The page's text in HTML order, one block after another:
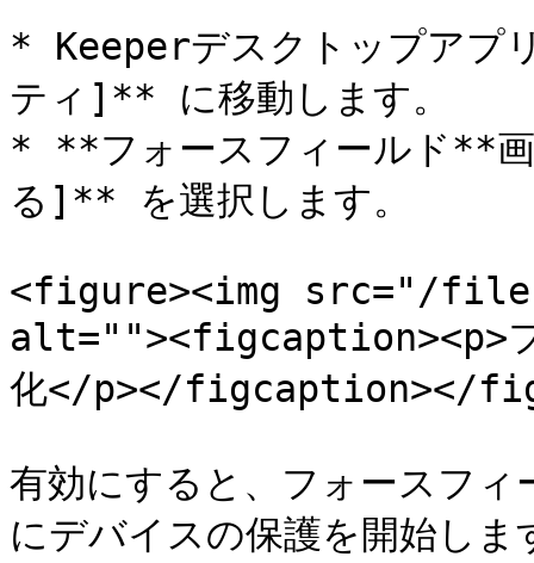
* Keeperデスクトップア
ティ]** に移動します。
* **フォースフィールド**
る]** を選択します。
<figure><img src="/files/
alt=""><figcaption><p>フ
化</p></figcaption></
有効にすると、フォースフ
にデバイスの保護を開始し